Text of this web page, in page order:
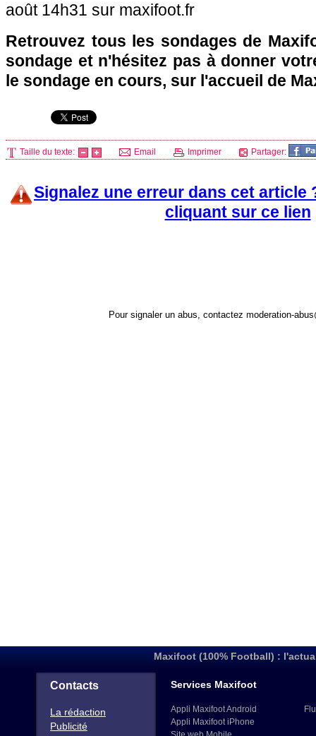
août 14h31 sur maxifoot.fr
Retrouvez tous les sondages de
sondage et n'hésitez pas à donner
le sondage en cours, sur l'accueil de
Taille du texte: Email Imprimer Partager:
Signalez une erreur dans cet article
cliquant sur ce lien
Pour signaler un abus, contactez moderation-
Maxifoot (100% Football) :
Contacts
La rédaction
Publicité
Services Maxifoot
Appli Maxifoot Android
Appli Maxifoot iPhone